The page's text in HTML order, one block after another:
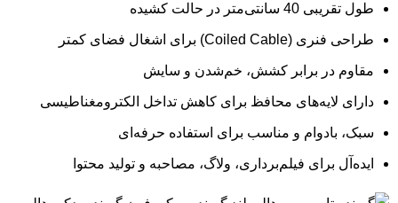
طول تقریبی 40 سانتی‌متر در حالت کشیده
طراحی فنری (Coiled Cable) برای اشغال فضای کمتر
مقاوم در برابر کشش، خم‌شدن و سایش
دارای لایه‌های محافظ برای کاهش تداخل الکترومغناطیسی
سبک، بادوام و مناسب برای استفاده حرفه‌ای
ایده‌آل برای فیلم‌برداری، ولاگ، مصاحبه و تولید محتوا